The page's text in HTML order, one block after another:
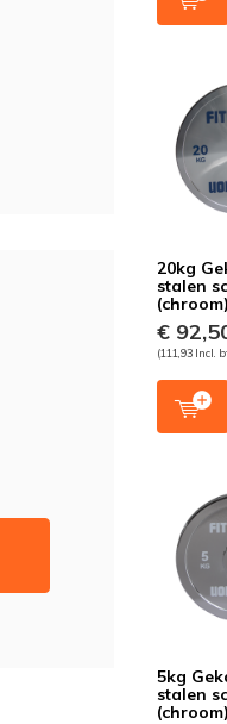
20kg
stalen
(chroom)
€
(111,93 Incl.
5kg
stalen
(chroom)